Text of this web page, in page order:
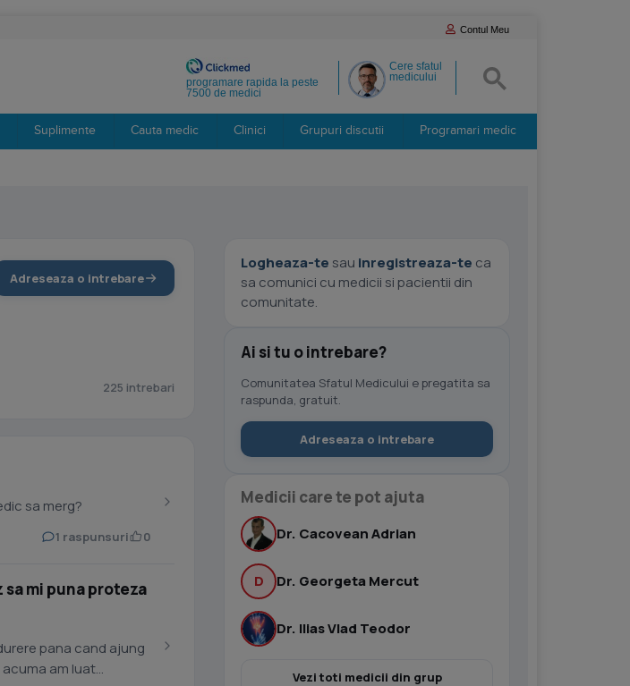
Contul Meu
Cere sfatul
medicului
programare rapida la peste
7500 de medici
Suplimente Cauta medic Clinici Grupuri discutii Programari medic
Adreseaza o intrebare
225 intrebari
sa merg?
1 raspunsuri 0
mi puna proteza
pana cand ajung
am luat
Logheaza-te sau inregistreaza-te ca
sa comunici cu medicii si pacientii din
comunitate.
Ai si tu o intrebare?
Comunitatea Sfatul Medicului e pregatita sa
raspunda, gratuit.
Adreseaza o intrebare
Medicii care te pot ajuta
Dr. Cacovean Adrian
D Dr. Georgeta Mercut
Dr. Ilias Vlad Teodor
Vezi toti medicii din grup